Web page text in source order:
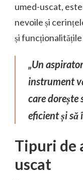
umed-uscat,
nevoile și
și
„Un
instrument
care dorește
eficient și să
Tipuri de
uscat